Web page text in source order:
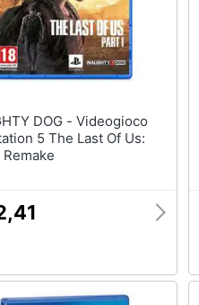
DOG - Videogioco
5 The Last Of Us:
Remake